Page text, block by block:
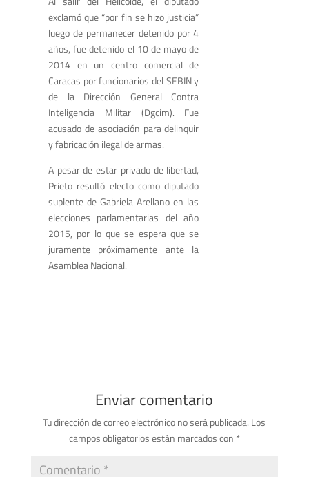
exclamó que “por fin se hizo justicia”
luego de permanecer detenido por 4
años, fue detenido el 10 de mayo de
2014 en un centro comercial de
Caracas por funcionarios del SEBIN y
de la Dirección General Contra
Inteligencia Militar (Dgcim). Fue
acusado de asociación para delinquir
y fabricación ilegal de armas.
A pesar de estar privado de libertad,
Prieto resultó electo como diputado
suplente de Gabriela Arellano en las
elecciones parlamentarias del año
2015, por lo que se espera que se
juramente próximamente ante la
Asamblea Nacional.
Enviar comentario
Tu dirección de correo electrónico no será publicada. Los
campos obligatorios están marcados con *